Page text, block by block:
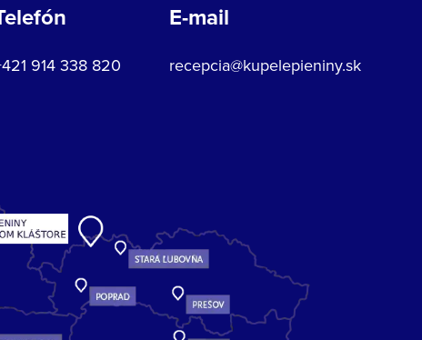
914 338 820
E-mail
recepcia@kupelepieniny.sk